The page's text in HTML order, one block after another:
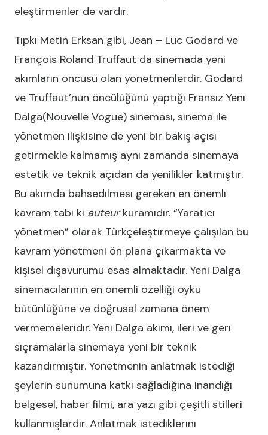
eleştirmenler de vardır.
Tıpkı Metin Erksan gibi, Jean – Luc Godard ve
François Roland Truffaut da sinemada yeni
akımların öncüsü olan yönetmenlerdir. Godard
ve Truffaut’nun öncülüğünü yaptığı Fransız Yeni
Dalga(Nouvelle Vogue) sineması, sinema ile
yönetmen ilişkisine de yeni bir bakış açısı
getirmekle kalmamış aynı zamanda sinemaya
estetik ve teknik açıdan da yenilikler katmıştır.
Bu akımda bahsedilmesi gereken en önemli
kavram tabi ki auteurkuramıdır. “Yaratıcı
yönetmen” olarak Türkçeleştirmeye çalışılan bu
kavram yönetmeni ön plana çıkarmakta ve
kişisel dışavurumu esas almaktadır. Yeni Dalga
sinemacılarının en önemli özelliği öykü
bütünlüğüne ve doğrusal zamana önem
vermemeleridir. Yeni Dalga akımı, ileri ve geri
sıçramalarla sinemaya yeni bir teknik
kazandırmıştır. Yönetmenin anlatmak istediği
şeylerin sunumuna katkı sağladığına inandığı
belgesel, haber filmi, ara yazı gibi çeşitli stilleri
kullanmışlardır. Anlatmak istediklerini